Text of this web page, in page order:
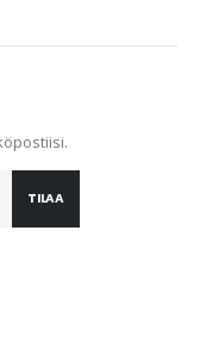
TILAA